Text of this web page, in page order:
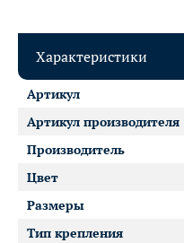
Характеристики
Артикул
Артикул производителя
Производитель
Цвет
Размеры
Тип крепления